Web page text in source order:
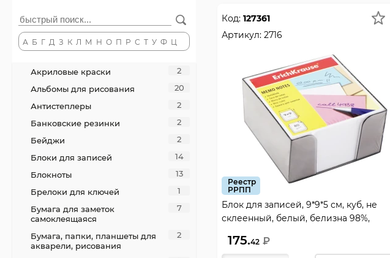
Код: 127361
Артикул: 2716
Реестр
РРПП
Блок для записей, 9*9*5 см, куб, не
склеенный, белый, белизна 98%,
175.42 ₽
А Б Г Д З К Л М Н О П Р С Т У Ф Ц
Акриловые краски
2
Альбомы для рисования
20
Антистеплеры
2
Банковские резинки
2
Бейджи
2
Блоки для записей
14
Блокноты
13
Брелоки для ключей
1
Бумага для заметок
самоклеящаяся
7
Бумага, папки, планшеты для
акварели, рисования
2